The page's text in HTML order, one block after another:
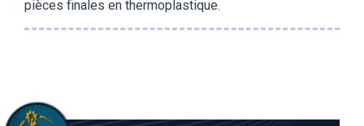
pièces finales en thermoplastique.